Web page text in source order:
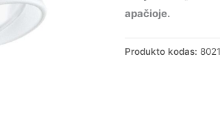
apačioje.
Produkto kodas: